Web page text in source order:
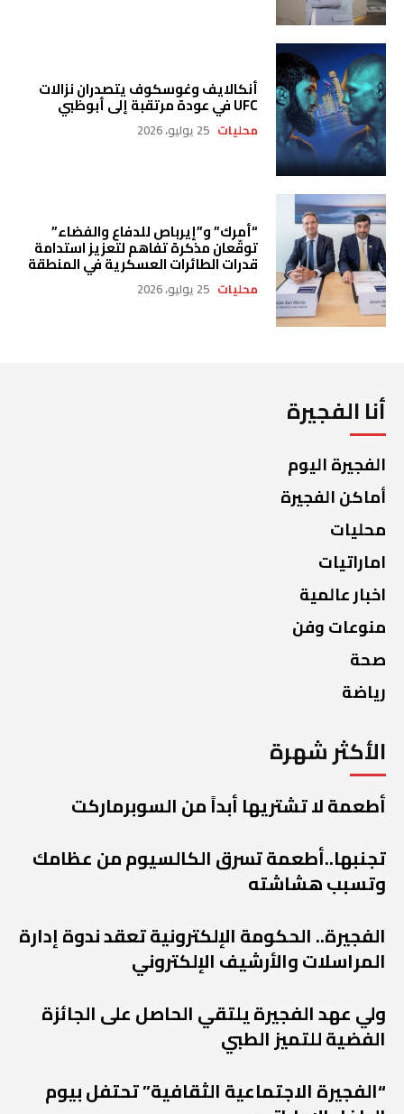
أنكالايف وغوسكوف يتصدران نزالات
UFC في عودة مرتقبة إلى أبوظبي
محليات 25 يوليو، 2026
“أمرك” و”إيرباص للدفاع والفضاء”
توقّعان مذكرة تفاهم لتعزيز استدامة
قدرات الطائرات العسكرية في المنطقة
محليات 25 يوليو، 2026
أنا الفجيرة
الفجيرة اليوم
أماكن الفجيرة
محليات
اماراتيات
اخبار عالمية
منوعات وفن
صحة
رياضة
الأكثر شهرة
أطعمة لا تشتريها أبداً من السوبرماركت
تجنبها..أطعمة تسرق الكالسيوم من عظامك
وتسبب هشاشته
الفجيرة.. الحكومة الإلكترونية تعقد ندوة إدارة
المراسلات والأرشيف الإلكتروني
ولي عهد الفجيرة يلتقي الحاصل على الجائزة
الفضية للتميز الطبي
“الفجيرة الاجتماعية الثقافية” تحتفل بيوم